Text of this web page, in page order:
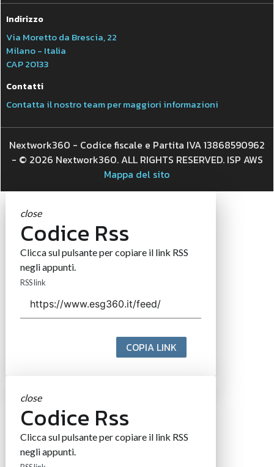
Indirizzo
Via Moretto da Brescia, 22
Milano - Italia
CAP 20133
Contatti
Contatta il nostro team per maggiori informazioni
Nextwork360 - Codice fiscale e Partita IVA 13868590962
- © 2026 Nextwork360. ALL RIGHTS RESERVED. ISP AWS
Mappa del sito
close
Codice Rss
Clicca sul pulsante per copiare il link RSS
negli appunti.
RSS link
COPIA LINK
close
Codice Rss
Clicca sul pulsante per copiare il link RSS
negli appunti.